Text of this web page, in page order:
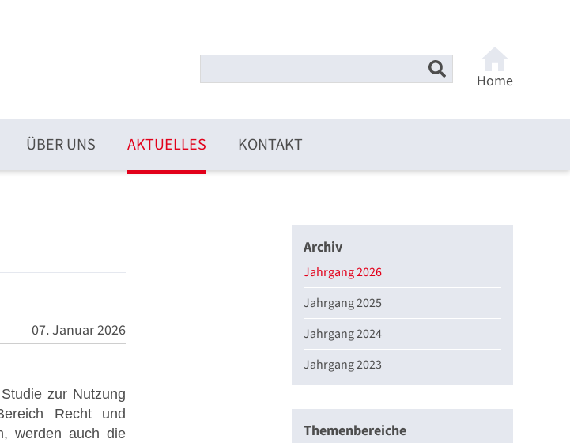
Home
ÜBER UNS AKTUELLES KONTAKT
07. Januar 2026
zur Nutzung
Recht und
werden auch die
Archiv
Jahrgang 2026
Jahrgang 2025
Jahrgang 2024
Jahrgang 2023
Themenbereiche